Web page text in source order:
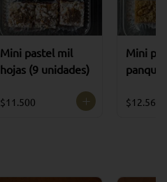
Mini pastel mil
hojas (9 unidades)
$11.500
Mini
$12.560